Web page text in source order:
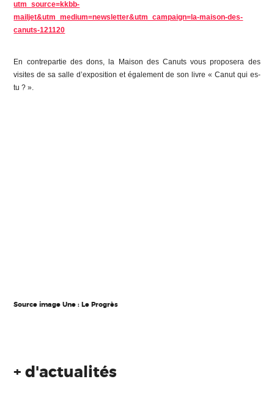
utm_source=kkbb-
mailjet&utm_medium=newsletter&utm_campaign=la-maison-des-
canuts-121120
En contrepartie des dons, la Maison des Canuts vous proposera des
visites de sa salle d’exposition et également de son livre « Canut qui es-
tu ? ».
Source image Une : Le Progrès
+ d'actualités